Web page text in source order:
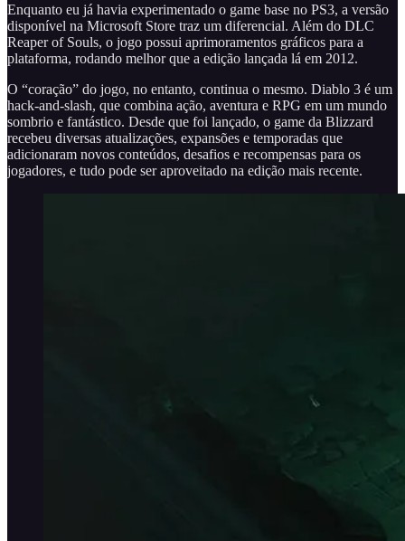
Enquanto eu já havia experimentado o game base no PS3, a versão
disponível na Microsoft Store traz um diferencial. Além do DLC
Reaper of Souls, o jogo possui aprimoramentos gráficos para a
plataforma, rodando melhor que a edição lançada lá em 2012.
O “coração” do jogo, no entanto, continua o mesmo. Diablo 3 é um
hack-and-slash, que combina ação, aventura e RPG em um mundo
sombrio e fantástico. Desde que foi lançado, o game da Blizzard
recebeu diversas atualizações, expansões e temporadas que
adicionaram novos conteúdos, desafios e recompensas para os
jogadores, e tudo pode ser aproveitado na edição mais recente.